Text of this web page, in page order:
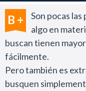
B +
Son pocas
algo en
buscan tienen
fácilmente.
Pero también es
busquen